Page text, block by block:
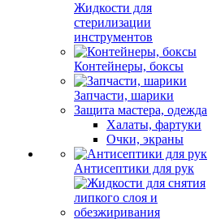
Жидкости для
стерилизации
инструментов
Контейнеры, боксы
Запчасти, шарики
Защита мастера, одежда
Халаты, фартуки
Очки, экраны
Антисептики для рук